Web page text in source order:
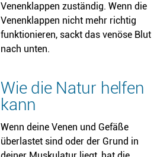
Venenklappen zuständig. Wenn die
Venenklappen nicht mehr richtig
funktionieren, sackt das venöse Blut
nach unten.
Wie die Natur helfen
kann
Wenn deine Venen und Gefäße
überlastet sind oder der Grund in